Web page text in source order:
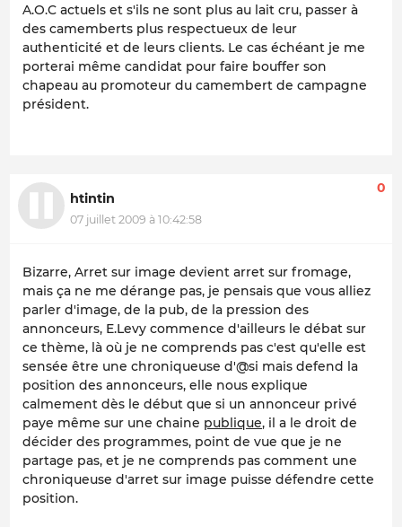
A.O.C actuels et s'ils ne sont plus au lait cru, passer à
des camemberts plus respectueux de leur
authenticité et de leurs clients. Le cas échéant je me
porterai même candidat pour faire bouffer son
chapeau au promoteur du camembert de campagne
président.
htintin
07 juillet 2009 à 10:42:58
0
Bizarre, Arret sur image devient arret sur fromage,
mais ça ne me dérange pas, je pensais que vous alliez
parler d'image, de la pub, de la pression des
annonceurs, E.Levy commence d'ailleurs le débat sur
ce thème, là où je ne comprends pas c'est qu'elle est
sensée être une chroniqueuse d'@si mais defend la
position des annonceurs, elle nous explique
calmement dès le début que si un annonceur privé
paye même sur une chaine publique, il a le droit de
décider des programmes, point de vue que je ne
partage pas, et je ne comprends pas comment une
chroniqueuse d'arret sur image puisse défendre cette
position.